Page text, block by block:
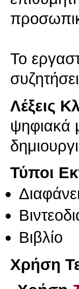
Το
Λέξεις
ψηφιακά
Τύποι
Βιβλίο
Χρήση